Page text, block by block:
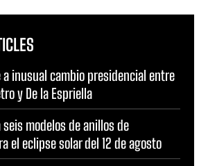
a inusual cambio presidencial entre
y De la Espriella
modelos de anillos de
el eclipse solar del 12 de agosto